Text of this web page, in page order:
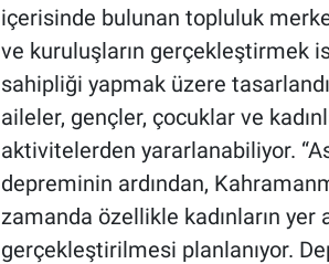
içerisinde bulunan topluluk
ve kuruluşların gerçekleştirmek
sahipliği yapmak üzere
aileler, gençler, çocuklar ve
aktivitelerden yararlanabiliyor.
depreminin ardından,
zamanda özellikle kadınların
gerçekleştirilmesi planlanıyor.